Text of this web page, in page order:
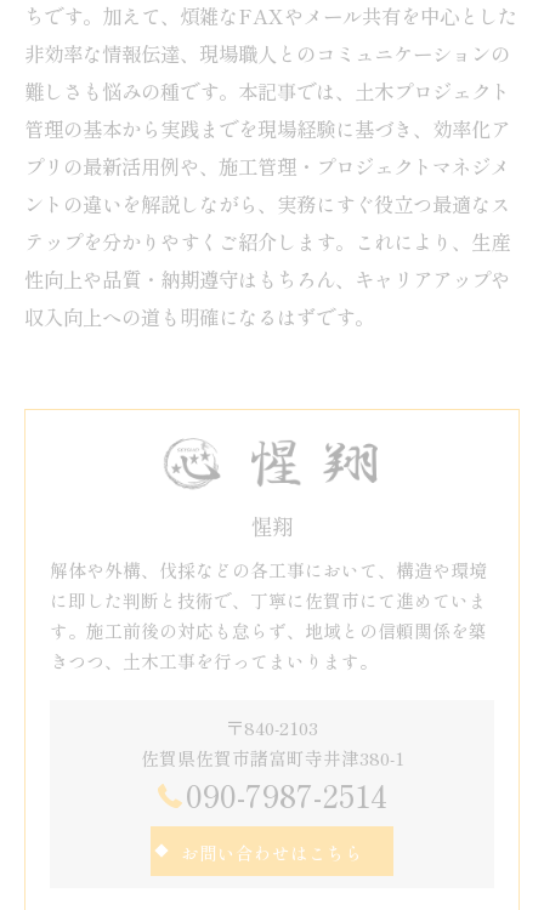
ちです。加えて、煩雑なFAXやメール共有を中心とした
非効率な情報伝達、現場職人とのコミュニケーションの
難しさも悩みの種です。本記事では、土木プロジェクト
管理の基本から実践までを現場経験に基づき、効率化ア
プリの最新活用例や、施工管理・プロジェクトマネジメ
ントの違いを解説しながら、実務にすぐ役立つ最適なス
テップを分かりやすくご紹介します。これにより、生産
性向上や品質・納期遵守はもちろん、キャリアアップや
収入向上への道も明確になるはずです。
惺翔
解体や外構、伐採などの各工事において、構造や環境
に即した判断と技術で、丁寧に佐賀市にて進めていま
す。施工前後の対応も怠らず、地域との信頼関係を築
きつつ、土木工事を行ってまいります。
〒840-2103
佐賀県佐賀市諸富町寺井津380-1
090-7987-2514
お問い合わせはこちら